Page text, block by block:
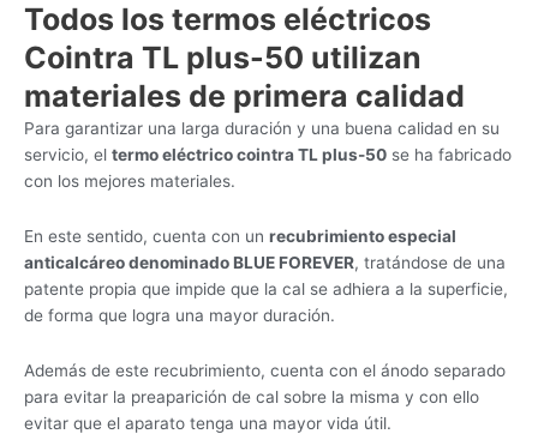
Todos los termos eléctricos
Cointra TL plus-50 utilizan
materiales de primera calidad
Para garantizar una larga duración y una buena calidad en su
servicio, el termo eléctrico cointra TL plus-50 se ha fabricado
con los mejores materiales.
En este sentido, cuenta con un recubrimiento especial
anticalcáreo denominado BLUE FOREVER, tratándose de una
patente propia que impide que la cal se adhiera a la superficie,
de forma que logra una mayor duración.
Además de este recubrimiento, cuenta con el ánodo separado
para evitar la preaparición de cal sobre la misma y con ello
evitar que el aparato tenga una mayor vida útil.